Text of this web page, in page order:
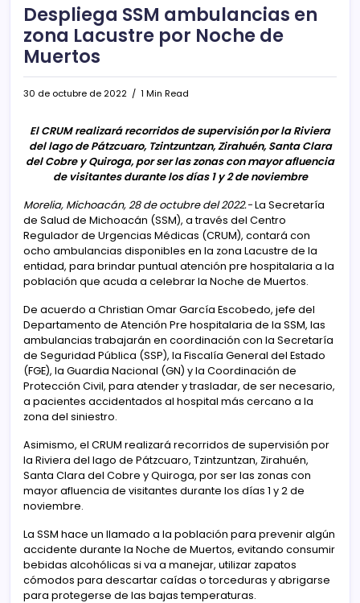
Despliega SSM ambulancias en
zona Lacustre por Noche de
Muertos
30 de octubre de 2022 1 Min Read
El CRUM realizará recorridos de supervisión por la Riviera
del lago de Pátzcuaro, Tzintzuntzan, Zirahuén, Santa Clara
del Cobre y Quiroga, por ser las zonas con mayor afluencia
de visitantes durante los días 1 y 2 de noviembre
Morelia, Michoacán, 28 de octubre del 2022.-La Secretaría
de Salud de Michoacán (SSM), a través del Centro
Regulador de Urgencias Médicas (CRUM), contará con
ocho ambulancias disponibles en la zona Lacustre de la
entidad, para brindar puntual atención pre hospitalaria a la
población que acuda a celebrar la Noche de Muertos.
De acuerdo a Christian Omar García Escobedo, jefe del
Departamento de Atención Pre hospitalaria de la SSM, las
ambulancias trabajarán en coordinación con la Secretaría
de Seguridad Pública (SSP), la Fiscalía General del Estado
(FGE), la Guardia Nacional (GN) y la Coordinación de
Protección Civil, para atender y trasladar, de ser necesario,
a pacientes accidentados al hospital más cercano a la
zona del siniestro.
Asimismo, el CRUM realizará recorridos de supervisión por
la Riviera del lago de Pátzcuaro, Tzintzuntzan, Zirahuén,
Santa Clara del Cobre y Quiroga, por ser las zonas con
mayor afluencia de visitantes durante los días 1 y 2 de
noviembre.
La SSM hace un llamado a la población para prevenir algún
accidente durante la Noche de Muertos, evitando consumir
bebidas alcohólicas si va a manejar, utilizar zapatos
cómodos para descartar caídas o torceduras y abrigarse
para protegerse de las bajas temperaturas.